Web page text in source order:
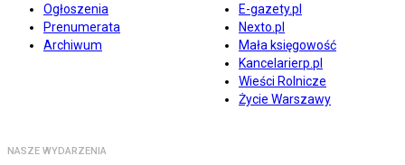
Ogłoszenia
Prenumerata
Archiwum
E-gazety.pl
Nexto.pl
Mała księgowość
Kancelarierp.pl
Wieści Rolnicze
Życie Warszawy
NASZE WYDARZENIA